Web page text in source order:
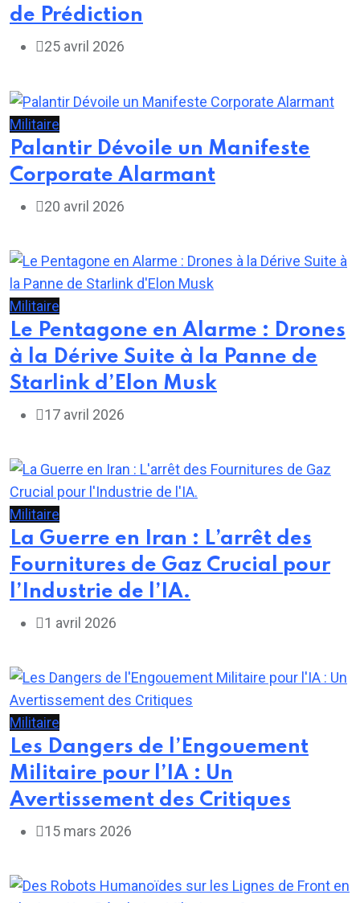
de Prédiction
25 avril 2026
Militaire
Palantir Dévoile un Manifeste
Corporate Alarmant
20 avril 2026
Militaire
Le Pentagone en Alarme : Drones
à la Dérive Suite à la Panne de
Starlink d’Elon Musk
17 avril 2026
Militaire
La Guerre en Iran : L’arrêt des
Fournitures de Gaz Crucial pour
l’Industrie de l’IA.
1 avril 2026
Militaire
Les Dangers de l’Engouement
Militaire pour l’IA : Un
Avertissement des Critiques
15 mars 2026